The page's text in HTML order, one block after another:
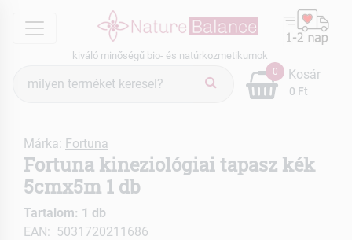
menu
kiváló minőségű bio- és natúrkozmetikumok
keresés
0
0 Ft
Kosár
Márka: Fortuna
Fortuna kineziológiai tapasz kék
5cmx5m 1 db
Tartalom: 1 db
EAN: 5031720211686